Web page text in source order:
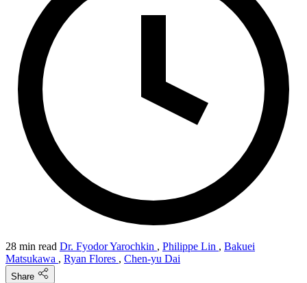
28 min read Dr. Fyodor Yarochkin , Philippe Lin , Bakuei
Matsukawa , Ryan Flores , Chen-yu Dai
Share